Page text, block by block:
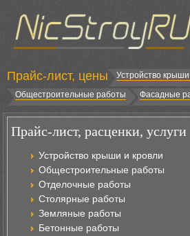
Прайс-лист, цены Устройство крыши
Общестроительные работы
Фасадные
Прайс-лист, расценки, услуги
Устройство крыши и кровли
Общестроительные работы
Отделочные работы
Столярные работы
Земляные работы
Бетонные работы